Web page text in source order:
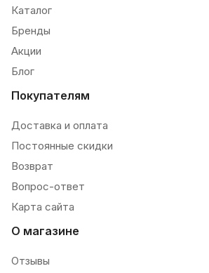
Каталог
Бренды
Акции
Блог
Покупателям
Доставка и оплата
Постоянные скидки
Возврат
Вопрос-ответ
Карта сайта
О магазине
Отзывы